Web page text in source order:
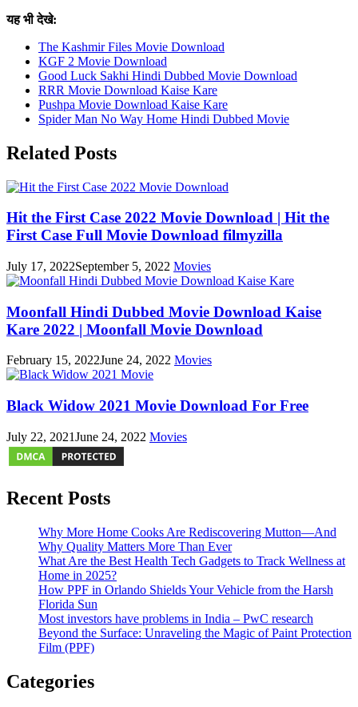
यह भी देखे:
The Kashmir Files Movie Download
KGF 2 Movie Download
Good Luck Sakhi Hindi Dubbed Movie Download
RRR Movie Download Kaise Kare
Pushpa Movie Download Kaise Kare
Spider Man No Way Home Hindi Dubbed Movie
Related Posts
Hit the First Case 2022 Movie Download | Hit the
First Case Full Movie Download filmyzilla
July 17, 2022September 5, 2022 Movies
Moonfall Hindi Dubbed Movie Download Kaise
Kare 2022 | Moonfall Movie Download
February 15, 2022June 24, 2022 Movies
Black Widow 2021 Movie Download For Free
July 22, 2021June 24, 2022 Movies
Recent Posts
Why More Home Cooks Are Rediscovering Mutton—And
Why Quality Matters More Than Ever
What Are the Best Health Tech Gadgets to Track Wellness at
Home in 2025?
How PPF in Orlando Shields Your Vehicle from the Harsh
Florida Sun
Most investors have problems in India – PwC research
Beyond the Surface: Unraveling the Magic of Paint Protection
Film (PPF)
Categories